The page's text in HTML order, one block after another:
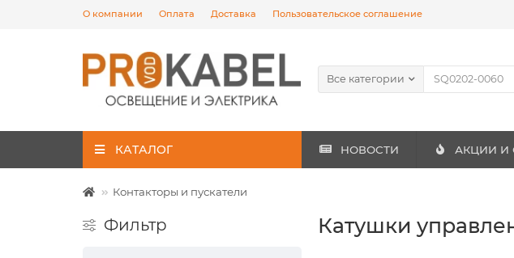
О компании Оплата Доставка Пользовательское соглашение
Все категории
КАТАЛОГ НОВОСТИ АКЦИИ И
Контакторы и пускатели
Фильтр Катушки